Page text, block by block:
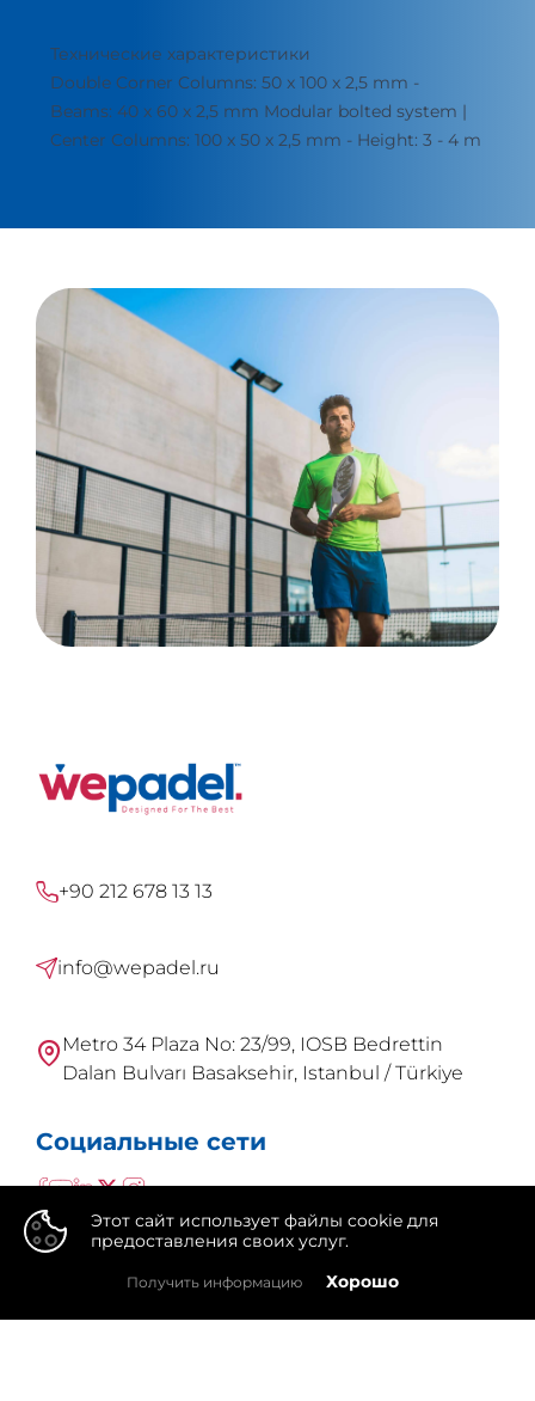
Технические характеристики
Double Corner Columns: 50 x 100 x 2,5 mm -
Beams: 40 x 60 x 2,5 mm Modular bolted system |
Center Columns: 100 x 50 x 2,5 mm - Height: 3 - 4 m
+90 212 678 13 13
info@wepadel.ru
Metro 34 Plaza No: 23/99, IOSB Bedrettin
Dalan Bulvarı Basaksehir, Istanbul / Türkiye
Социальные сети
WePadel это брендIntegral Group
Этот сайт использует файлы cookie для
предоставления своих услуг.
Получить информацию Хорошо